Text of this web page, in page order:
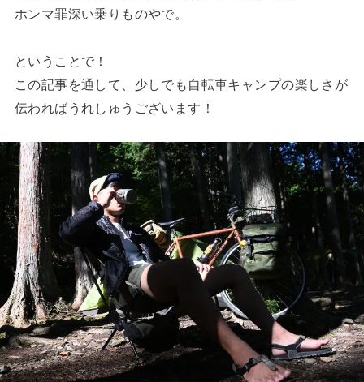
ホンマ罪深い乗りものやで。
ということで！
この記事を通して、少しでも自転車キャンプの楽しさが
伝わればうれしゅうございます！